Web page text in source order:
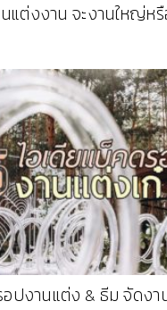
แต่งงาน จะงานใหญ่หรื
อปงานแต่ง & ธีม จัดงา